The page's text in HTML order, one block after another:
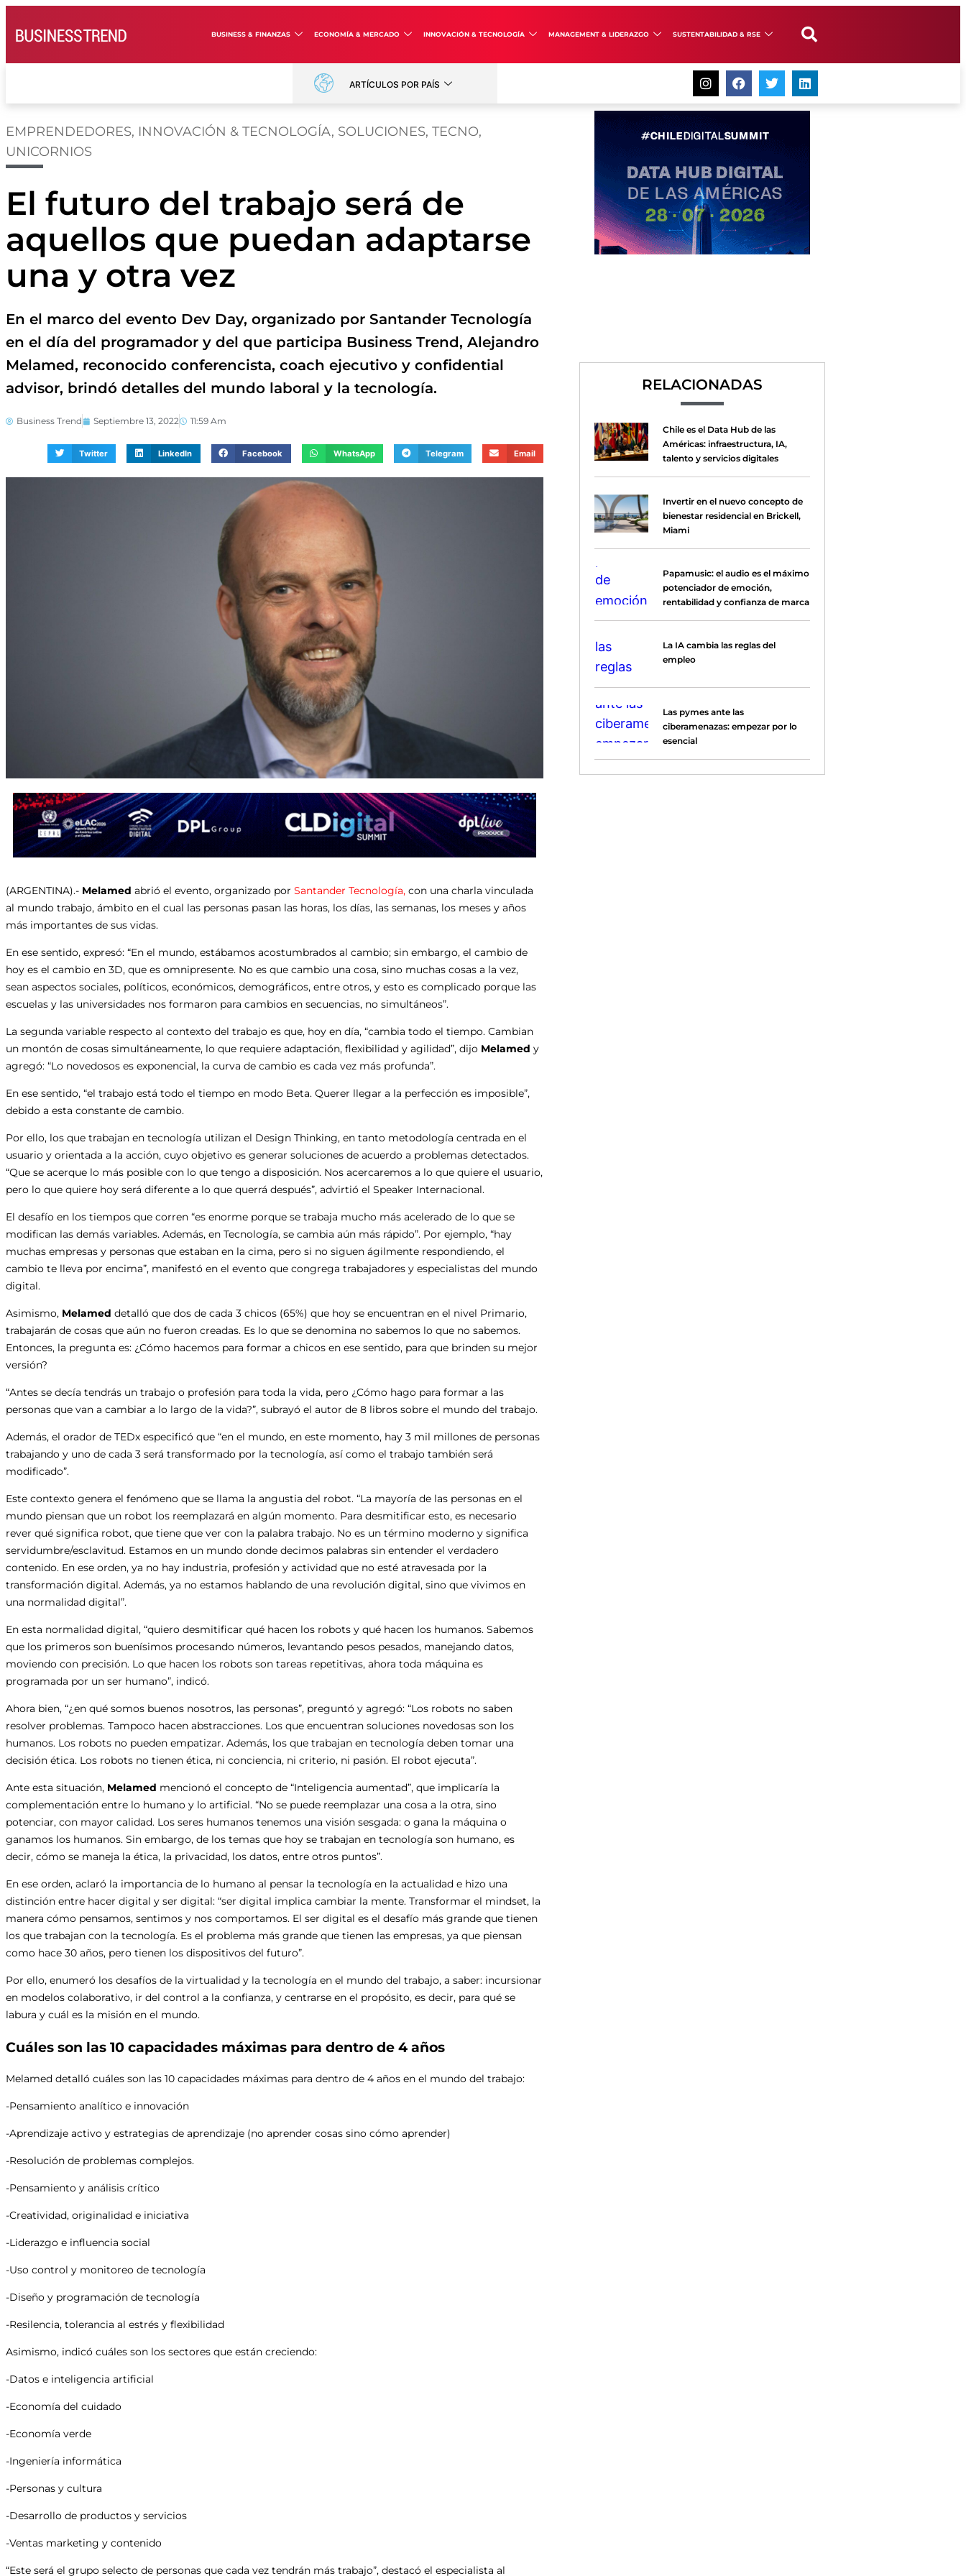
BUSINESS & FINANZAS ECONOMÍA & MERCADO INNOVACIÓN & TECNOLOGÍA MANAGEMENT & LIDERAZGO SUSTENTABILIDAD & RSE
ARTÍCULOS POR PAÍS
EMPRENDEDORES, INNOVACIÓN & TECNOLOGÍA, SOLUCIONES, TECNO,
UNICORNIOS
El futuro del trabajo será de
aquellos que puedan adaptarse
una y otra vez
En el marco del evento Dev Day, organizado por Santander Tecnología
en el día del programador y del que participa Business Trend, Alejandro
Melamed, reconocido conferencista, coach ejecutivo y confidential
advisor, brindó detalles del mundo laboral y la tecnología.
Business Trend Septiembre 13, 2022 11:59 Am
Twitter LinkedIn Facebook WhatsApp Telegram Email
(ARGENTINA).- Melamed abrió el evento, organizado por Santander Tecnología, con una charla vinculada
al mundo trabajo, ámbito en el cual las personas pasan las horas, los días, las semanas, los meses y años
más importantes de sus vidas.
En ese sentido, expresó: “En el mundo, estábamos acostumbrados al cambio; sin embargo, el cambio de
hoy es el cambio en 3D, que es omnipresente. No es que cambio una cosa, sino muchas cosas a la vez,
sean aspectos sociales, políticos, económicos, demográficos, entre otros, y esto es complicado porque las
escuelas y las universidades nos formaron para cambios en secuencias, no simultáneos”.
La segunda variable respecto al contexto del trabajo es que, hoy en día, “cambia todo el tiempo. Cambian
un montón de cosas simultáneamente, lo que requiere adaptación, flexibilidad y agilidad”, dijo Melamed y
agregó: “Lo novedosos es exponencial, la curva de cambio es cada vez más profunda”.
En ese sentido, “el trabajo está todo el tiempo en modo Beta. Querer llegar a la perfección es imposible”,
debido a esta constante de cambio.
Por ello, los que trabajan en tecnología utilizan el Design Thinking, en tanto metodología centrada en el
usuario y orientada a la acción, cuyo objetivo es generar soluciones de acuerdo a problemas detectados.
“Que se acerque lo más posible con lo que tengo a disposición. Nos acercaremos a lo que quiere el usuario,
pero lo que quiere hoy será diferente a lo que querrá después”, advirtió el Speaker Internacional.
El desafío en los tiempos que corren “es enorme porque se trabaja mucho más acelerado de lo que se
modifican las demás variables. Además, en Tecnología, se cambia aún más rápido”. Por ejemplo, “hay
muchas empresas y personas que estaban en la cima, pero si no siguen ágilmente respondiendo, el
cambio te lleva por encima”, manifestó en el evento que congrega trabajadores y especialistas del mundo
digital.
Asimismo, Melamed detalló que dos de cada 3 chicos (65%) que hoy se encuentran en el nivel Primario,
trabajarán de cosas que aún no fueron creadas. Es lo que se denomina no sabemos lo que no sabemos.
Entonces, la pregunta es: ¿Cómo hacemos para formar a chicos en ese sentido, para que brinden su mejor
versión?
“Antes se decía tendrás un trabajo o profesión para toda la vida, pero ¿Cómo hago para formar a las
personas que van a cambiar a lo largo de la vida?”, subrayó el autor de 8 libros sobre el mundo del trabajo.
Además, el orador de TEDx especificó que “en el mundo, en este momento, hay 3 mil millones de personas
trabajando y uno de cada 3 será transformado por la tecnología, así como el trabajo también será
modificado”.
Este contexto genera el fenómeno que se llama la angustia del robot. “La mayoría de las personas en el
mundo piensan que un robot los reemplazará en algún momento. Para desmitificar esto, es necesario
rever qué significa robot, que tiene que ver con la palabra trabajo. No es un término moderno y significa
servidumbre/esclavitud. Estamos en un mundo donde decimos palabras sin entender el verdadero
contenido. En ese orden, ya no hay industria, profesión y actividad que no esté atravesada por la
transformación digital. Además, ya no estamos hablando de una revolución digital, sino que vivimos en
una normalidad digital”.
En esta normalidad digital, “quiero desmitificar qué hacen los robots y qué hacen los humanos. Sabemos
que los primeros son buenísimos procesando números, levantando pesos pesados, manejando datos,
moviendo con precisión. Lo que hacen los robots son tareas repetitivas, ahora toda máquina es
programada por un ser humano”, indicó.
Ahora bien, “¿en qué somos buenos nosotros, las personas”, preguntó y agregó: “Los robots no saben
resolver problemas. Tampoco hacen abstracciones. Los que encuentran soluciones novedosas son los
humanos. Los robots no pueden empatizar. Además, los que trabajan en tecnología deben tomar una
decisión ética. Los robots no tienen ética, ni conciencia, ni criterio, ni pasión. El robot ejecuta”.
Ante esta situación, Melamed mencionó el concepto de “Inteligencia aumentad”, que implicaría la
complementación entre lo humano y lo artificial. “No se puede reemplazar una cosa a la otra, sino
potenciar, con mayor calidad. Los seres humanos tenemos una visión sesgada: o gana la máquina o
ganamos los humanos. Sin embargo, de los temas que hoy se trabajan en tecnología son humano, es
decir, cómo se maneja la ética, la privacidad, los datos, entre otros puntos”.
En ese orden, aclaró la importancia de lo humano al pensar la tecnología en la actualidad e hizo una
distinción entre hacer digital y ser digital: “ser digital implica cambiar la mente. Transformar el mindset, la
manera cómo pensamos, sentimos y nos comportamos. El ser digital es el desafío más grande que tienen
los que trabajan con la tecnología. Es el problema más grande que tienen las empresas, ya que piensan
como hace 30 años, pero tienen los dispositivos del futuro”.
Por ello, enumeró los desafíos de la virtualidad y la tecnología en el mundo del trabajo, a saber: incursionar
en modelos colaborativo, ir del control a la confianza, y centrarse en el propósito, es decir, para qué se
labura y cuál es la misión en el mundo.
Cuáles son las 10 capacidades máximas para dentro de 4 años
Melamed detalló cuáles son las 10 capacidades máximas para dentro de 4 años en el mundo del trabajo:
-Pensamiento analítico e innovación
-Aprendizaje activo y estrategias de aprendizaje (no aprender cosas sino cómo aprender)
-Resolución de problemas complejos.
-Pensamiento y análisis crítico
-Creatividad, originalidad e iniciativa
-Liderazgo e influencia social
-Uso control y monitoreo de tecnología
-Diseño y programación de tecnología
-Resilencia, tolerancia al estrés y flexibilidad
Asimismo, indicó cuáles son los sectores que están creciendo:
-Datos e inteligencia artificial
-Economía del cuidado
-Economía verde
-Ingeniería informática
-Personas y cultura
-Desarrollo de productos y servicios
-Ventas marketing y contenido
“Este será el grupo selecto de personas que cada vez tendrán más trabajo”, destacó el especialista al
RELACIONADAS
Chile es el Data Hub de las
Américas: infraestructura, IA,
talento y servicios digitales
Invertir en el nuevo concepto de
bienestar residencial en Brickell,
Miami
Papamusic: el audio es el máximo
potenciador de emoción,
rentabilidad y confianza de marca
La IA cambia las reglas del
empleo
Las pymes ante las
ciberamenazas: empezar por lo
esencial